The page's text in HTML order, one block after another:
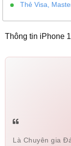
Thẻ Visa,
Thông tin iPhone
Là Chuyên gia